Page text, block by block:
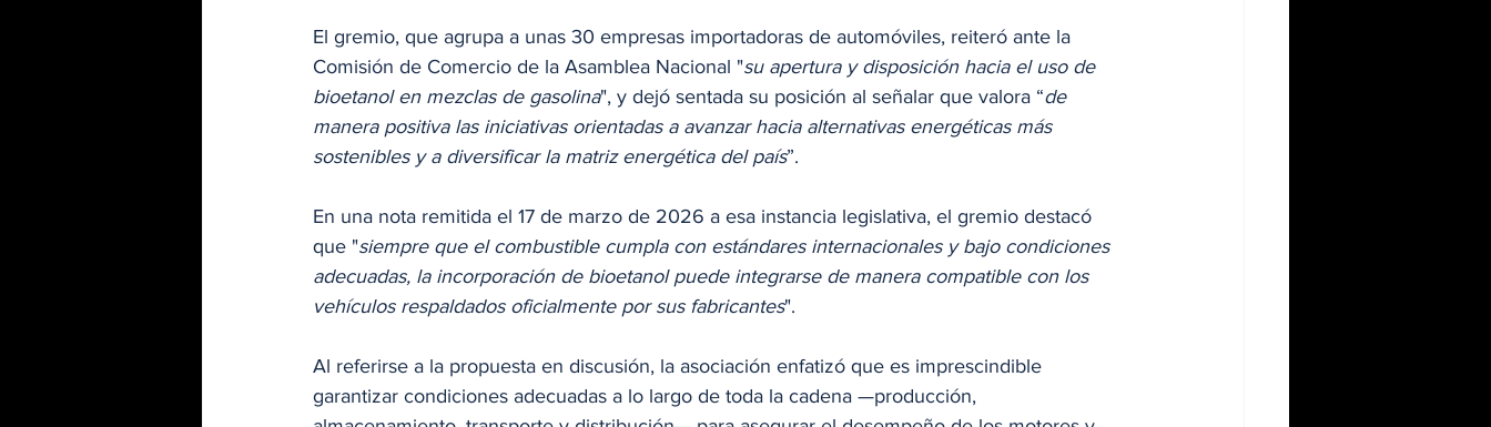
El gremio, que agrupa a unas 30 empresas importadoras de automóviles, reiteró ante la
Comisión de Comercio de la Asamblea Nacional "su apertura y disposición hacia el uso de
bioetanol en mezclas de gasolina", y dejó sentada su posición al señalar que valora “de
manera positiva las iniciativas orientadas a avanzar hacia alternativas energéticas más
sostenibles y a diversificar la matriz energética del país”.
En una nota remitida el 17 de marzo de 2026 a esa instancia legislativa, el gremio destacó
que "siempre que el combustible cumpla con estándares internacionales y bajo condiciones
adecuadas, la incorporación de bioetanol puede integrarse de manera compatible con los
vehículos respaldados oficialmente por sus fabricantes".
Al referirse a la propuesta en discusión, la asociación enfatizó que es imprescindible
garantizar condiciones adecuadas a lo largo de toda la cadena —producción,